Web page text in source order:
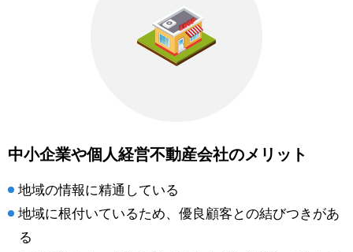
中小企業や個人経営不動産会社のメリット
地域の情報に精通している
地域に根付いているため、優良顧客との結びつきがあ
る